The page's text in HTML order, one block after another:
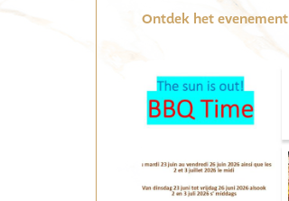
Ontdek het evenement